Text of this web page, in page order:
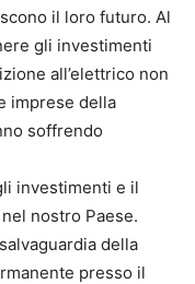
il loro futuro. Al
gli investimenti
all’elettrico non
imprese della
soffrendo
investimenti e il
nostro Paese.
della
presso il